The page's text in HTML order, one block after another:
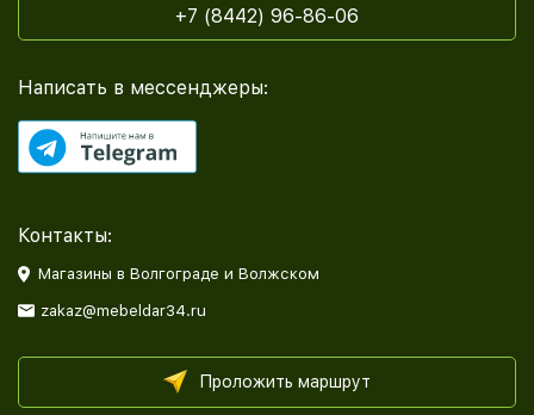
+7 (8442) 96-86-06
Написать в мессенджеры:
Контакты:
Магазины в Волгограде и Волжском
zakaz@mebeldar34.ru
Проложить маршрут